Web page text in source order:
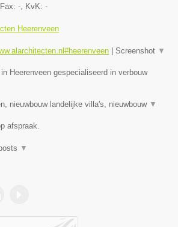
-, KvK: -
Heerenveen
Screenshot ▼
Heerenveen gespecialiseerd in verbouw
nieuwbouw landelijke villa's, nieuwbouw ▼
afspraak.
▼